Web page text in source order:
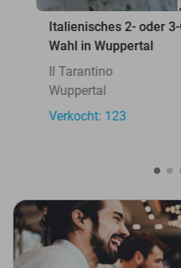
Italienisches 2- oder
Wahl in Wuppertal
Il Tarantino
Wuppertal
Verkocht: 123